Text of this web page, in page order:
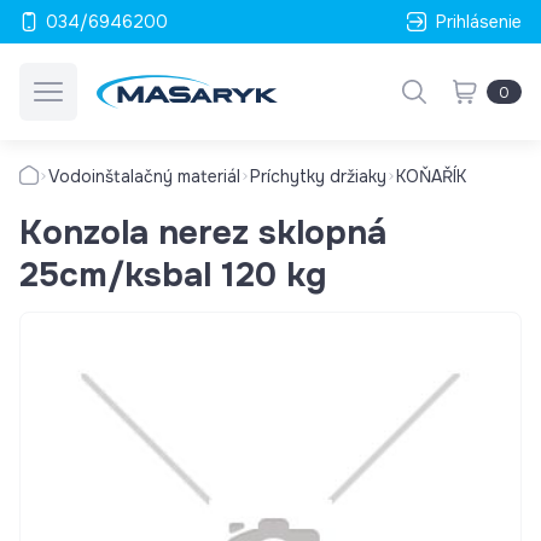
034/6946200 Prihlásenie
0
Vodoinštalačný materiál Príchytky držiaky KOŇAŘÍK
Konzola nerez sklopná
25cm/ksbal 120 kg